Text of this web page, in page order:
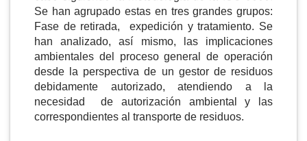
Se han agrupado estas en tres grandes grupos:
Fase de retirada, expedición y tratamiento. Se
han analizado, así mismo, las implicaciones
ambientales del proceso general de operación
desde la perspectiva de un gestor de residuos
debidamente autorizado, atendiendo a la
necesidad de autorización ambiental y las
correspondientes al transporte de residuos.